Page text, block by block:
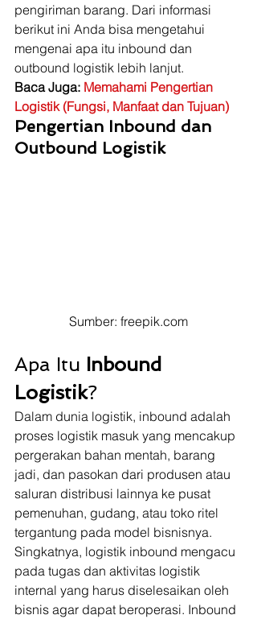
pengiriman barang. Dari informasi
berikut ini Anda bisa mengetahui
mengenai apa itu inbound dan
outbound logistik lebih lanjut.
Baca Juga: Memahami Pengertian
Logistik (Fungsi, Manfaat dan Tujuan)
Pengertian Inbound dan
Outbound Logistik
Sumber: freepik.com
Apa Itu Inbound
Logistik?
Dalam dunia logistik, inbound adalah
proses logistik masuk yang mencakup
pergerakan bahan mentah, barang
jadi, dan pasokan dari produsen atau
saluran distribusi lainnya ke pusat
pemenuhan, gudang, atau toko ritel
tergantung pada model bisnisnya.
Singkatnya, logistik inbound mengacu
pada tugas dan aktivitas logistik
internal yang harus diselesaikan oleh
bisnis agar dapat beroperasi. Inbound